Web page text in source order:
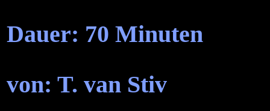
Dauer: 70 Minuten
von: T. van Stiv